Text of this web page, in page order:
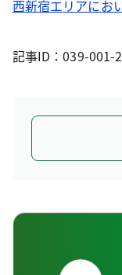
西新宿エリアにお
記事ID：039-001-